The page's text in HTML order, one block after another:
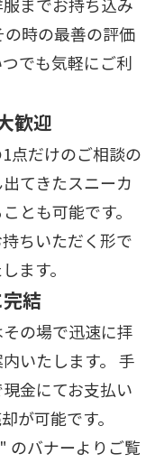
時の最善の評価
でも気軽にご利
歓迎
点だけのご相談の
てきたスニーカ
とも可能です。
ちいただく形で
ます。
結
の場で迅速に拝
いたします。 手
金にてお支払い
が可能です。
のバナーよりご覧